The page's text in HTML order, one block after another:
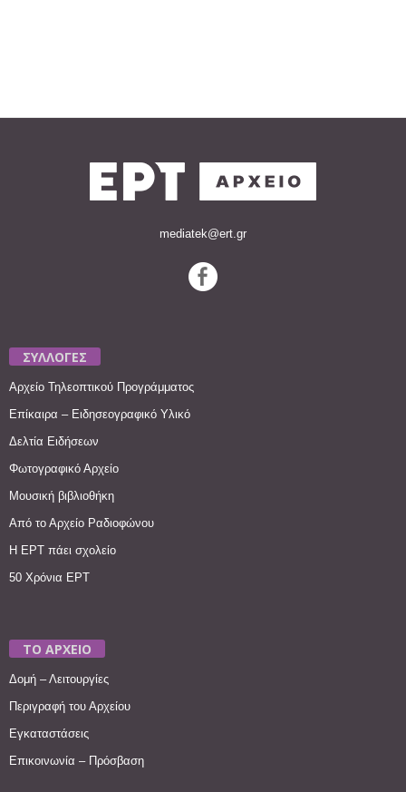
mediatek@ert.gr
ΣΥΛΛΟΓΕΣ
Αρχείο Τηλεοπτικού Προγράμματος
Επίκαιρα – Ειδησεογραφικό Υλικό
Δελτία Ειδήσεων
Φωτογραφικό Αρχείο
Μουσική βιβλιοθήκη
Από το Αρχείο Ραδιοφώνου
Η ΕΡΤ πάει σχολείο
50 Χρόνια ΕΡΤ
ΤΟ ΑΡΧΕΙΟ
Δομή – Λειτουργίες
Περιγραφή του Αρχείου
Εγκαταστάσεις
Επικοινωνία – Πρόσβαση